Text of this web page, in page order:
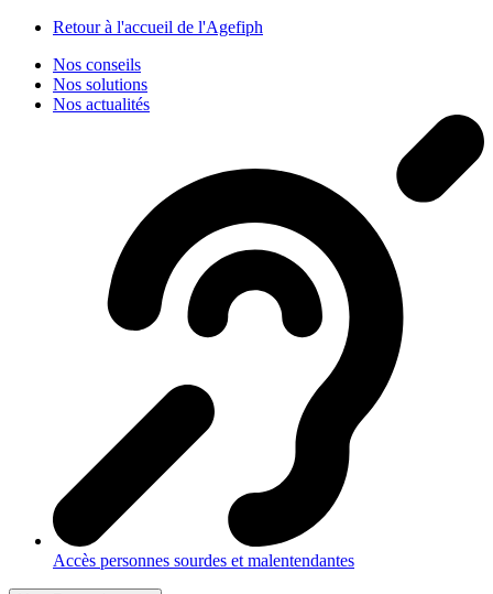
Retour à l'accueil de l'Agefiph
Nos conseils
Nos solutions
Nos actualités
Accès personnes sourdes et malentendantes